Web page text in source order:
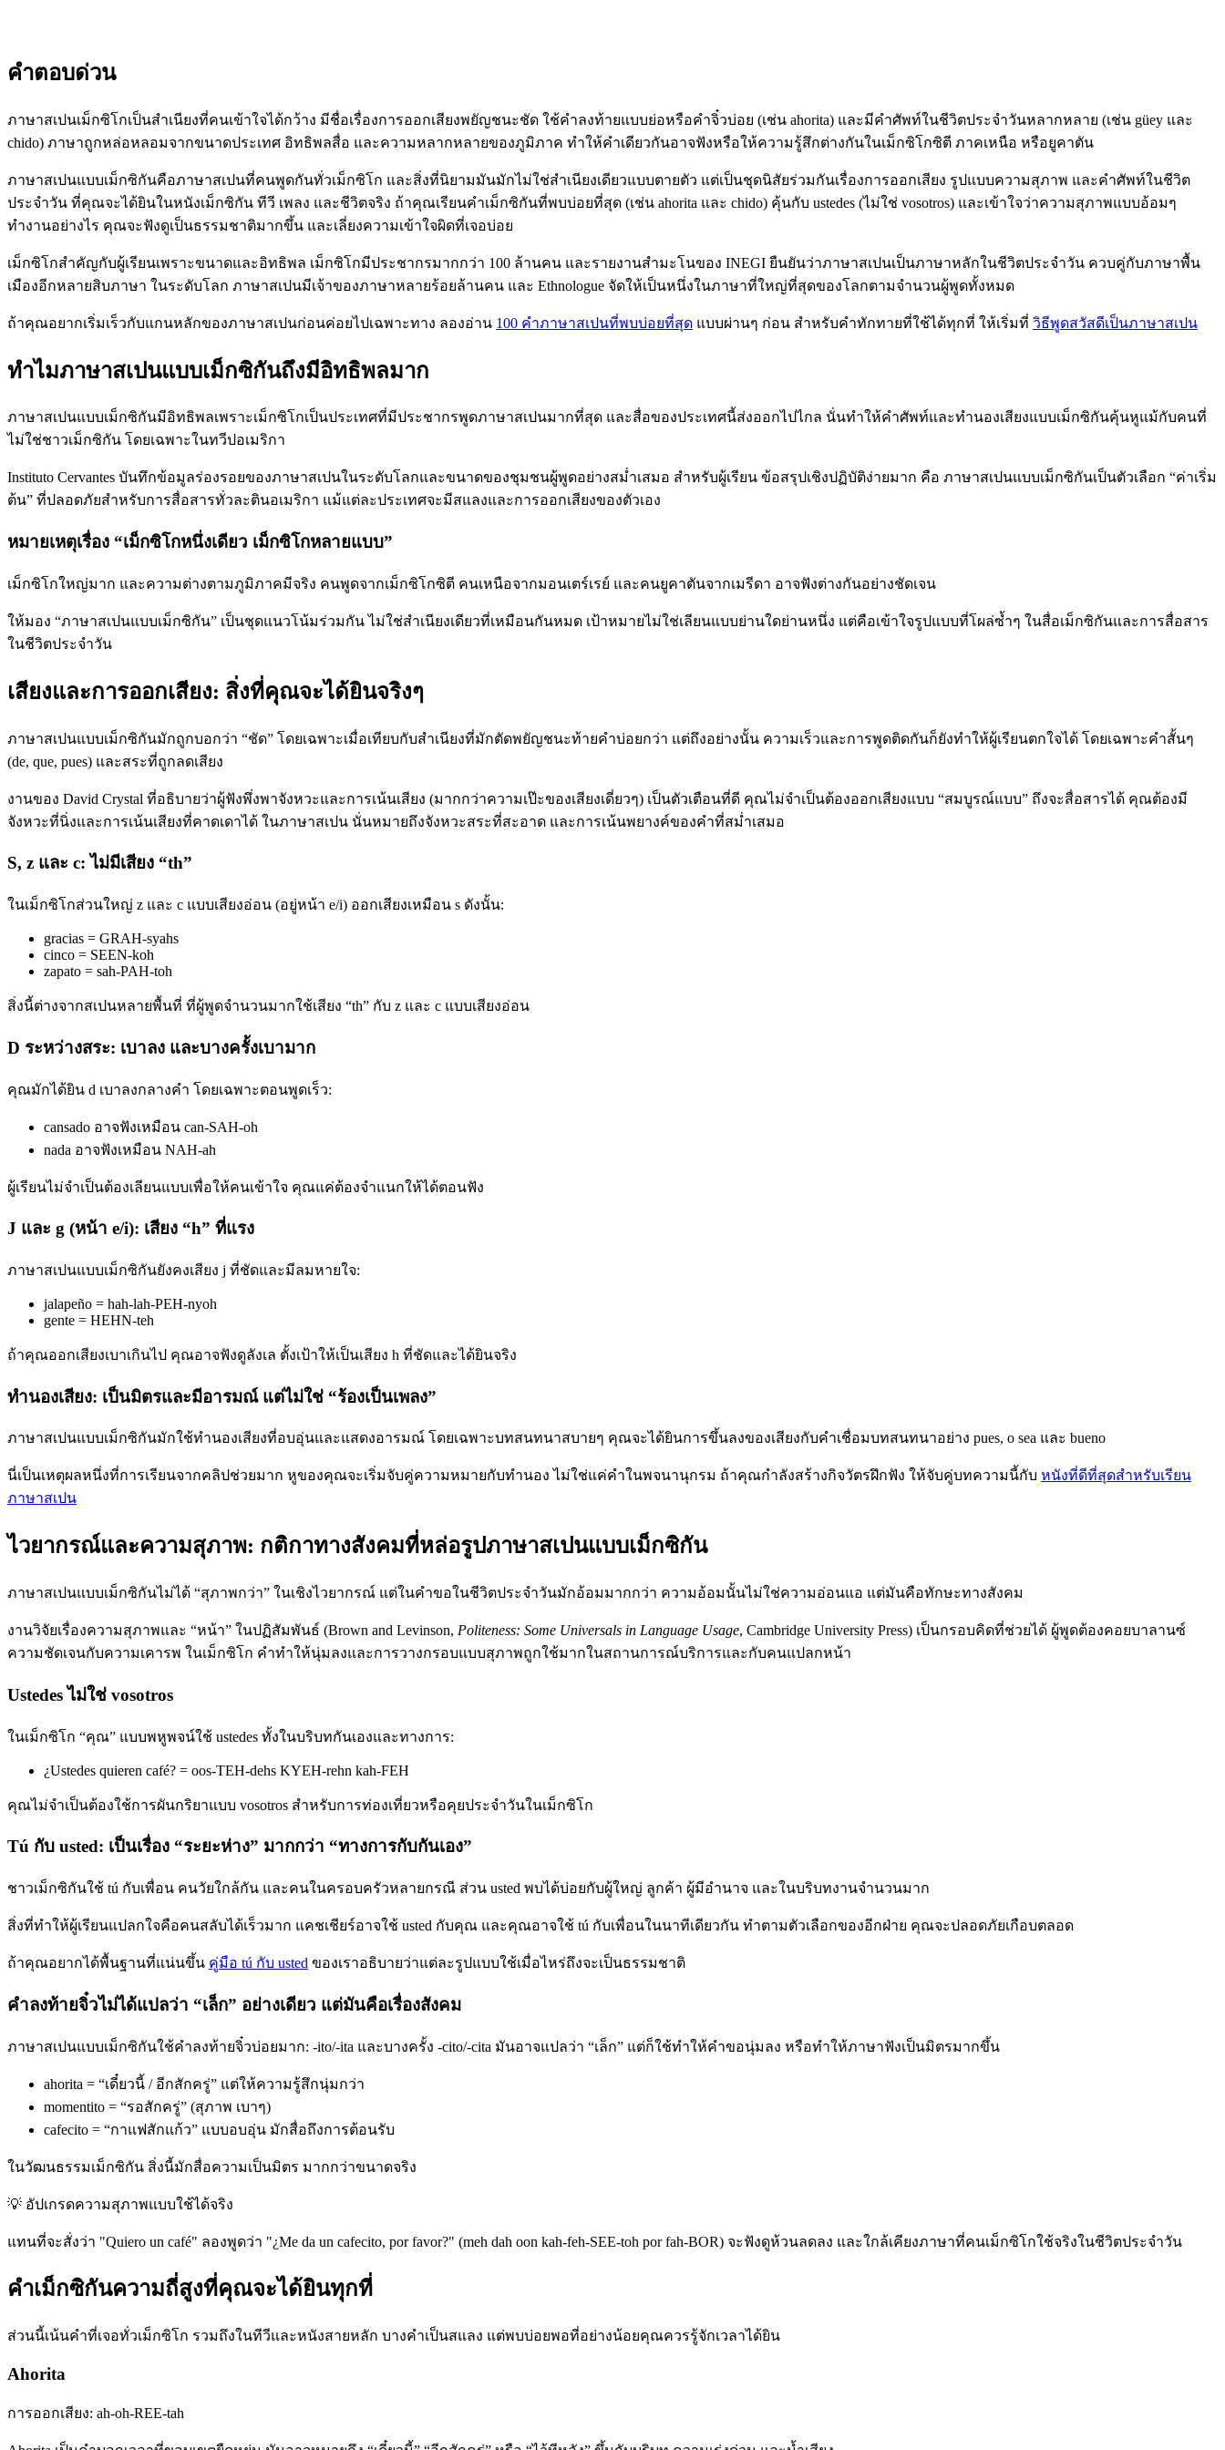
คำตอบด่วน
ภาษาสเปนเม็กซิโกเป็นสำเนียงที่คนเข้าใจได้กว้าง มีชื่อเรื่องการออกเสียงพยัญชนะชัด ใช้คำลงท้ายแบบย่อหรือคำจิ๋วบ่อย (เช่น ahorita) และมีคำศัพท์ในชีวิตประจำวันหลากหลาย (เช่น güey และ
chido) ภาษาถูกหล่อหลอมจากขนาดประเทศ อิทธิพลสื่อ และความหลากหลายของภูมิภาค ทำให้คำเดียวกันอาจฟังหรือให้ความรู้สึกต่างกันในเม็กซิโกซิตี ภาคเหนือ หรือยูคาตัน
ภาษาสเปนแบบเม็กซิกันคือภาษาสเปนที่คนพูดกันทั่วเม็กซิโก และสิ่งที่นิยามมันมักไม่ใช่สำเนียงเดียวแบบตายตัว แต่เป็นชุดนิสัยร่วมกันเรื่องการออกเสียง รูปแบบความสุภาพ และคำศัพท์ในชีวิต
ประจำวัน ที่คุณจะได้ยินในหนังเม็กซิกัน ทีวี เพลง และชีวิตจริง ถ้าคุณเรียนคำเม็กซิกันที่พบบ่อยที่สุด (เช่น ahorita และ chido) คุ้นกับ ustedes (ไม่ใช่ vosotros) และเข้าใจว่าความสุภาพแบบอ้อมๆ
ทำงานอย่างไร คุณจะฟังดูเป็นธรรมชาติมากขึ้น และเลี่ยงความเข้าใจผิดที่เจอบ่อย
เม็กซิโกสำคัญกับผู้เรียนเพราะขนาดและอิทธิพล เม็กซิโกมีประชากรมากกว่า 100 ล้านคน และรายงานสำมะโนของ INEGI ยืนยันว่าภาษาสเปนเป็นภาษาหลักในชีวิตประจำวัน ควบคู่กับภาษาพื้น
เมืองอีกหลายสิบภาษา ในระดับโลก ภาษาสเปนมีเจ้าของภาษาหลายร้อยล้านคน และ Ethnologue จัดให้เป็นหนึ่งในภาษาที่ใหญ่ที่สุดของโลกตามจำนวนผู้พูดทั้งหมด
ถ้าคุณอยากเริ่มเร็วกับแกนหลักของภาษาสเปนก่อนค่อยไปเฉพาะทาง ลองอ่าน 100 คำภาษาสเปนที่พบบ่อยที่สุด แบบผ่านๆ ก่อน สำหรับคำทักทายที่ใช้ได้ทุกที่ ให้เริ่มที่ วิธีพูดสวัสดีเป็นภาษาสเปน
ทำไมภาษาสเปนแบบเม็กซิกันถึงมีอิทธิพลมาก
ภาษาสเปนแบบเม็กซิกันมีอิทธิพลเพราะเม็กซิโกเป็นประเทศที่มีประชากรพูดภาษาสเปนมากที่สุด และสื่อของประเทศนี้ส่งออกไปไกล นั่นทำให้คำศัพท์และทำนองเสียงแบบเม็กซิกันคุ้นหูแม้กับคนที่
ไม่ใช่ชาวเม็กซิกัน โดยเฉพาะในทวีปอเมริกา
Instituto Cervantes บันทึกข้อมูลร่องรอยของภาษาสเปนในระดับโลกและขนาดของชุมชนผู้พูดอย่างสม่ำเสมอ สำหรับผู้เรียน ข้อสรุปเชิงปฏิบัติง่ายมาก คือ ภาษาสเปนแบบเม็กซิกันเป็นตัวเลือก “ค่าเริ่ม
ต้น” ที่ปลอดภัยสำหรับการสื่อสารทั่วละตินอเมริกา แม้แต่ละประเทศจะมีสแลงและการออกเสียงของตัวเอง
หมายเหตุเรื่อง “เม็กซิโกหนึ่งเดียว เม็กซิโกหลายแบบ”
เม็กซิโกใหญ่มาก และความต่างตามภูมิภาคมีจริง คนพูดจากเม็กซิโกซิตี คนเหนือจากมอนเตร์เรย์ และคนยูคาตันจากเมรีดา อาจฟังต่างกันอย่างชัดเจน
ให้มอง “ภาษาสเปนแบบเม็กซิกัน” เป็นชุดแนวโน้มร่วมกัน ไม่ใช่สำเนียงเดียวที่เหมือนกันหมด เป้าหมายไม่ใช่เลียนแบบย่านใดย่านหนึ่ง แต่คือเข้าใจรูปแบบที่โผล่ซ้ำๆ ในสื่อเม็กซิกันและการสื่อสาร
ในชีวิตประจำวัน
เสียงและการออกเสียง: สิ่งที่คุณจะได้ยินจริงๆ
ภาษาสเปนแบบเม็กซิกันมักถูกบอกว่า “ชัด” โดยเฉพาะเมื่อเทียบกับสำเนียงที่มักตัดพยัญชนะท้ายคำบ่อยกว่า แต่ถึงอย่างนั้น ความเร็วและการพูดติดกันก็ยังทำให้ผู้เรียนตกใจได้ โดยเฉพาะคำสั้นๆ
(de, que, pues) และสระที่ถูกลดเสียง
งานของ David Crystal ที่อธิบายว่าผู้ฟังพึ่งพาจังหวะและการเน้นเสียง (มากกว่าความเป๊ะของเสียงเดี่ยวๆ) เป็นตัวเตือนที่ดี คุณไม่จำเป็นต้องออกเสียงแบบ “สมบูรณ์แบบ” ถึงจะสื่อสารได้ คุณต้องมี
จังหวะที่นิ่งและการเน้นเสียงที่คาดเดาได้ ในภาษาสเปน นั่นหมายถึงจังหวะสระที่สะอาด และการเน้นพยางค์ของคำที่สม่ำเสมอ
S, z และ c: ไม่มีเสียง “th”
ในเม็กซิโกส่วนใหญ่ z และ c แบบเสียงอ่อน (อยู่หน้า e/i) ออกเสียงเหมือน s ดังนั้น:
gracias = GRAH-syahs
cinco = SEEN-koh
zapato = sah-PAH-toh
สิ่งนี้ต่างจากสเปนหลายพื้นที่ ที่ผู้พูดจำนวนมากใช้เสียง “th” กับ z และ c แบบเสียงอ่อน
D ระหว่างสระ: เบาลง และบางครั้งเบามาก
คุณมักได้ยิน d เบาลงกลางคำ โดยเฉพาะตอนพูดเร็ว:
cansado อาจฟังเหมือน can-SAH-oh
nada อาจฟังเหมือน NAH-ah
ผู้เรียนไม่จำเป็นต้องเลียนแบบเพื่อให้คนเข้าใจ คุณแค่ต้องจำแนกให้ได้ตอนฟัง
J และ g (หน้า e/i): เสียง “h” ที่แรง
ภาษาสเปนแบบเม็กซิกันยังคงเสียง j ที่ชัดและมีลมหายใจ:
jalapeño = hah-lah-PEH-nyoh
gente = HEHN-teh
ถ้าคุณออกเสียงเบาเกินไป คุณอาจฟังดูลังเล ตั้งเป้าให้เป็นเสียง h ที่ชัดและได้ยินจริง
ทำนองเสียง: เป็นมิตรและมีอารมณ์ แต่ไม่ใช่ “ร้องเป็นเพลง”
ภาษาสเปนแบบเม็กซิกันมักใช้ทำนองเสียงที่อบอุ่นและแสดงอารมณ์ โดยเฉพาะบทสนทนาสบายๆ คุณจะได้ยินการขึ้นลงของเสียงกับคำเชื่อมบทสนทนาอย่าง pues, o sea และ bueno
นี่เป็นเหตุผลหนึ่งที่การเรียนจากคลิปช่วยมาก หูของคุณจะเริ่มจับคู่ความหมายกับทำนอง ไม่ใช่แค่คำในพจนานุกรม ถ้าคุณกำลังสร้างกิจวัตรฝึกฟัง ให้จับคู่บทความนี้กับ หนังที่ดีที่สุดสำหรับเรียน
ภาษาสเปน
ไวยากรณ์และความสุภาพ: กติกาทางสังคมที่หล่อรูปภาษาสเปนแบบเม็กซิกัน
ภาษาสเปนแบบเม็กซิกันไม่ได้ “สุภาพกว่า” ในเชิงไวยากรณ์ แต่ในคำขอในชีวิตประจำวันมักอ้อมมากกว่า ความอ้อมนั้นไม่ใช่ความอ่อนแอ แต่มันคือทักษะทางสังคม
งานวิจัยเรื่องความสุภาพและ “หน้า” ในปฏิสัมพันธ์ (Brown and Levinson, Politeness: Some Universals in Language Usage, Cambridge University Press) เป็นกรอบคิดที่ช่วยได้ ผู้พูดต้องคอยบาลานซ์
ความชัดเจนกับความเคารพ ในเม็กซิโก คำทำให้นุ่มลงและการวางกรอบแบบสุภาพถูกใช้มากในสถานการณ์บริการและกับคนแปลกหน้า
Ustedes ไม่ใช่ vosotros
ในเม็กซิโก “คุณ” แบบพหูพจน์ใช้ ustedes ทั้งในบริบทกันเองและทางการ:
¿Ustedes quieren café? = oos-TEH-dehs KYEH-rehn kah-FEH
คุณไม่จำเป็นต้องใช้การผันกริยาแบบ vosotros สำหรับการท่องเที่ยวหรือคุยประจำวันในเม็กซิโก
Tú กับ usted: เป็นเรื่อง “ระยะห่าง” มากกว่า “ทางการกับกันเอง”
ชาวเม็กซิกันใช้ tú กับเพื่อน คนวัยใกล้กัน และคนในครอบครัวหลายกรณี ส่วน usted พบได้บ่อยกับผู้ใหญ่ ลูกค้า ผู้มีอำนาจ และในบริบทงานจำนวนมาก
สิ่งที่ทำให้ผู้เรียนแปลกใจคือคนสลับได้เร็วมาก แคชเชียร์อาจใช้ usted กับคุณ และคุณอาจใช้ tú กับเพื่อนในนาทีเดียวกัน ทำตามตัวเลือกของอีกฝ่าย คุณจะปลอดภัยเกือบตลอด
ถ้าคุณอยากได้พื้นฐานที่แน่นขึ้น คู่มือ tú กับ usted ของเราอธิบายว่าแต่ละรูปแบบใช้เมื่อไหร่ถึงจะเป็นธรรมชาติ
คำลงท้ายจิ๋วไม่ได้แปลว่า “เล็ก” อย่างเดียว แต่มันคือเรื่องสังคม
ภาษาสเปนแบบเม็กซิกันใช้คำลงท้ายจิ๋วบ่อยมาก: -ito/-ita และบางครั้ง -cito/-cita มันอาจแปลว่า “เล็ก” แต่ก็ใช้ทำให้คำขอนุ่มลง หรือทำให้ภาษาฟังเป็นมิตรมากขึ้น
ahorita = “เดี๋ยวนี้ / อีกสักครู่” แต่ให้ความรู้สึกนุ่มกว่า
momentito = “รอสักครู่” (สุภาพ เบาๆ)
cafecito = “กาแฟสักแก้ว” แบบอบอุ่น มักสื่อถึงการต้อนรับ
ในวัฒนธรรมเม็กซิกัน สิ่งนี้มักสื่อความเป็นมิตร มากกว่าขนาดจริง
💡 อัปเกรดความสุภาพแบบใช้ได้จริง
แทนที่จะสั่งว่า "Quiero un café" ลองพูดว่า "¿Me da un cafecito, por favor?" (meh dah oon kah-feh-SEE-toh por fah-BOR) จะฟังดูห้วนลดลง และใกล้เคียงภาษาที่คนเม็กซิโกใช้จริงในชีวิตประจำวัน
คำเม็กซิกันความถี่สูงที่คุณจะได้ยินทุกที่
ส่วนนี้เน้นคำที่เจอทั่วเม็กซิโก รวมถึงในทีวีและหนังสายหลัก บางคำเป็นสแลง แต่พบบ่อยพอที่อย่างน้อยคุณควรรู้จักเวลาได้ยิน
Ahorita
การออกเสียง: ah-oh-REE-tah